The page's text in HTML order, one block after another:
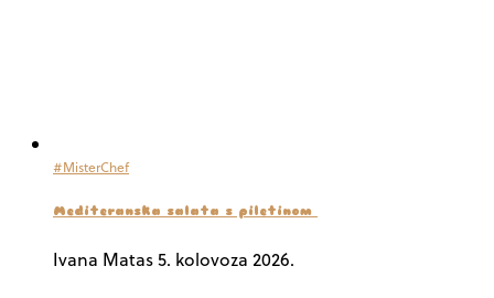
#MisterChef
Mediteranska salata s piletinom
Ivana Matas5. kolovoza 2026.